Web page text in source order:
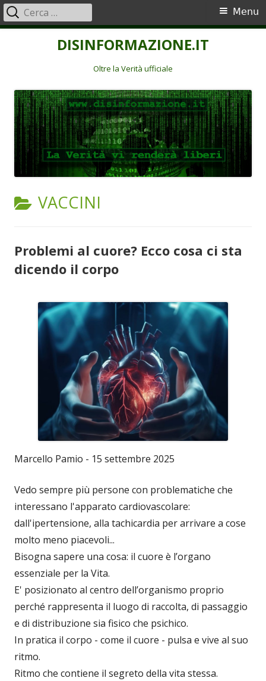
DISINFORMAZIONE.IT
Oltre la Verità ufficiale
Menu
principale
Menu
Ricerca
per:
CATEGORIA:
VACCINI
Problemi al cuore? Ecco cosa ci sta
dicendo il corpo
Marcello Pamio - 15 settembre 2025
Vedo sempre più persone con problematiche che
interessano l'apparato cardiovascolare:
dall'ipertensione, alla tachicardia per arrivare a cose
molto meno piacevoli...
Bisogna sapere una cosa: il cuore è l’organo
essenziale per la Vita.
E' posizionato al centro dell’organismo proprio
perché rappresenta il luogo di raccolta, di passaggio
e di distribuzione sia fisico che psichico.
In pratica il corpo - come il cuore - pulsa e vive al suo
ritmo.
Ritmo che contiene il segreto della vita stessa.